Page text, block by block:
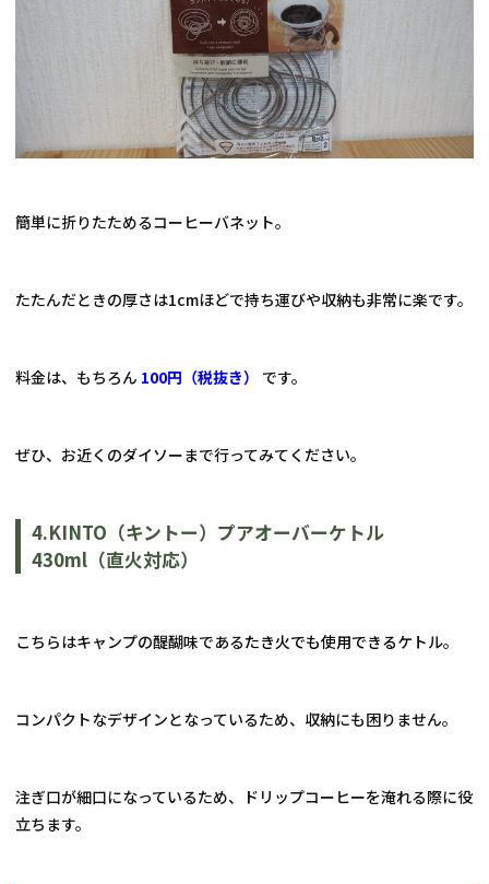
簡単に折りたためるコーヒーバネット。
たたんだときの厚さは1cmほどで持ち運びや収納も非常に楽です。
料金は、もちろん 100円（税抜き） です。
ぜひ、お近くのダイソーまで行ってみてください。
4.KINTO （キントー）プアオーバーケトル
430ml （直火対応）
こちらはキャンプの醍醐味であるたき火でも使用できるケトル。
コンパクトなデザインとなっているため、収納にも困りません。
注ぎ口が細口になっているため、ドリップコーヒーを淹れる際に役
立ちます。